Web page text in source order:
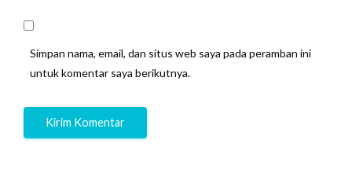
Simpan nama, email, dan situs web saya pada peramban ini
untuk komentar saya berikutnya.